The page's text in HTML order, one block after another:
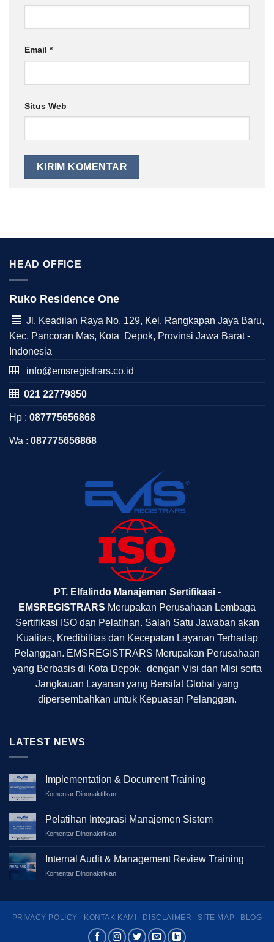
Email *
Situs Web
HEAD OFFICE
Ruko Residence One
Jl. Keadilan Raya No. 129, Kel. Rangkapan Jaya Baru,
Kec. Pancoran Mas, Kota Depok, Provinsi Jawa Barat -
Indonesia
info@emsregistrars.co.id
021 22779850
Hp : 087775656868
Wa : 087775656868
PT. Elfalindo Manajemen Sertifikasi -
EMSREGISTRARS Merupakan Perusahaan Lembaga
Sertifikasi ISO dan Pelatihan. Salah Satu Jawaban akan
Kualitas, Kredibilitas dan Kecepatan Layanan Terhadap
Pelanggan. EMSREGISTRARS Merupakan Perusahaan
yang Berbasis di Kota Depok. dengan Visi dan Misi serta
Jangkauan Layanan yang Bersifat Global yang
dipersembahkan untuk Kepuasan Pelanggan.
LATEST NEWS
Implementation & Document Training
Komentar Dinonaktifkanpada
Document
Training
Pelatihan Integrasi Manajemen Sistem
Komentar Dinonaktifkanpada
Integrasi
Manajemen
Sistem
Internal Audit & Management Review Training
Komentar Dinonaktifkanpada
Management
Training
PRIVACY POLICY KONTAK KAMI DISCLAIMER SITE MAP BLOG